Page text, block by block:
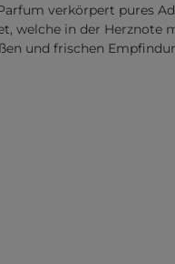
verkörpert pures
welche in der Herznote
und frischen